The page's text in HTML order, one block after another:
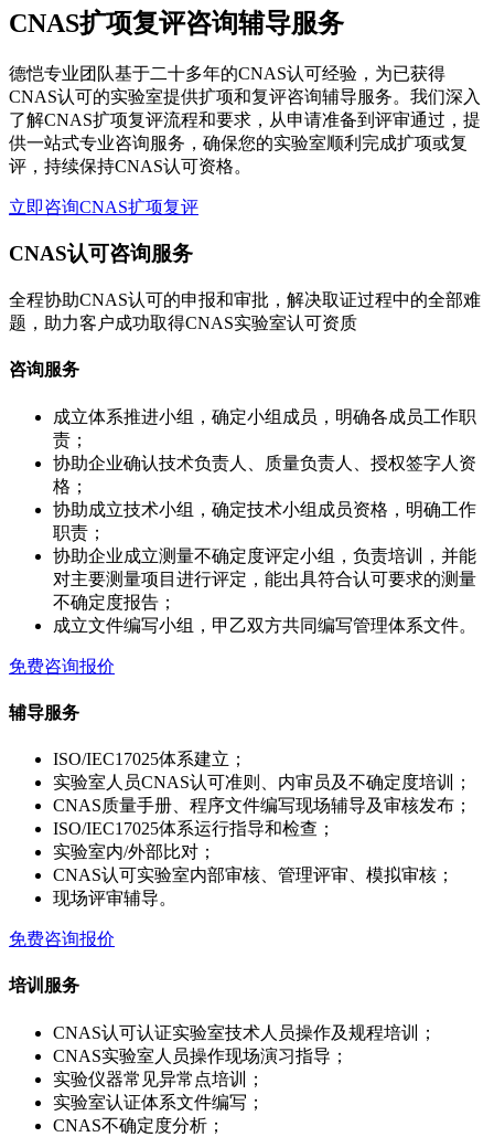
CNAS扩项复评咨询辅导服务
德恺专业团队基于二十多年的CNAS认可经验，为已获得
CNAS认可的实验室提供扩项和复评咨询辅导服务。我们深入
了解CNAS扩项复评流程和要求，从申请准备到评审通过，提
供一站式专业咨询服务，确保您的实验室顺利完成扩项或复
评，持续保持CNAS认可资格。
立即咨询CNAS扩项复评
CNAS认可咨询服务
全程协助CNAS认可的申报和审批，解决取证过程中的全部难
题，助力客户成功取得CNAS实验室认可资质
咨询服务
成立体系推进小组，确定小组成员，明确各成员工作职
责；
协助企业确认技术负责人、质量负责人、授权签字人资
格；
协助成立技术小组，确定技术小组成员资格，明确工作
职责；
协助企业成立测量不确定度评定小组，负责培训，并能
对主要测量项目进行评定，能出具符合认可要求的测量
不确定度报告；
成立文件编写小组，甲乙双方共同编写管理体系文件。
免费咨询报价
辅导服务
ISO/IEC17025体系建立；
实验室人员CNAS认可准则、内审员及不确定度培训；
CNAS质量手册、程序文件编写现场辅导及审核发布；
ISO/IEC17025体系运行指导和检查；
实验室内/外部比对；
CNAS认可实验室内部审核、管理评审、模拟审核；
现场评审辅导。
免费咨询报价
培训服务
CNAS认可认证实验室技术人员操作及规程培训；
CNAS实验室人员操作现场演习指导；
实验仪器常见异常点培训；
实验室认证体系文件编写；
CNAS不确定度分析；